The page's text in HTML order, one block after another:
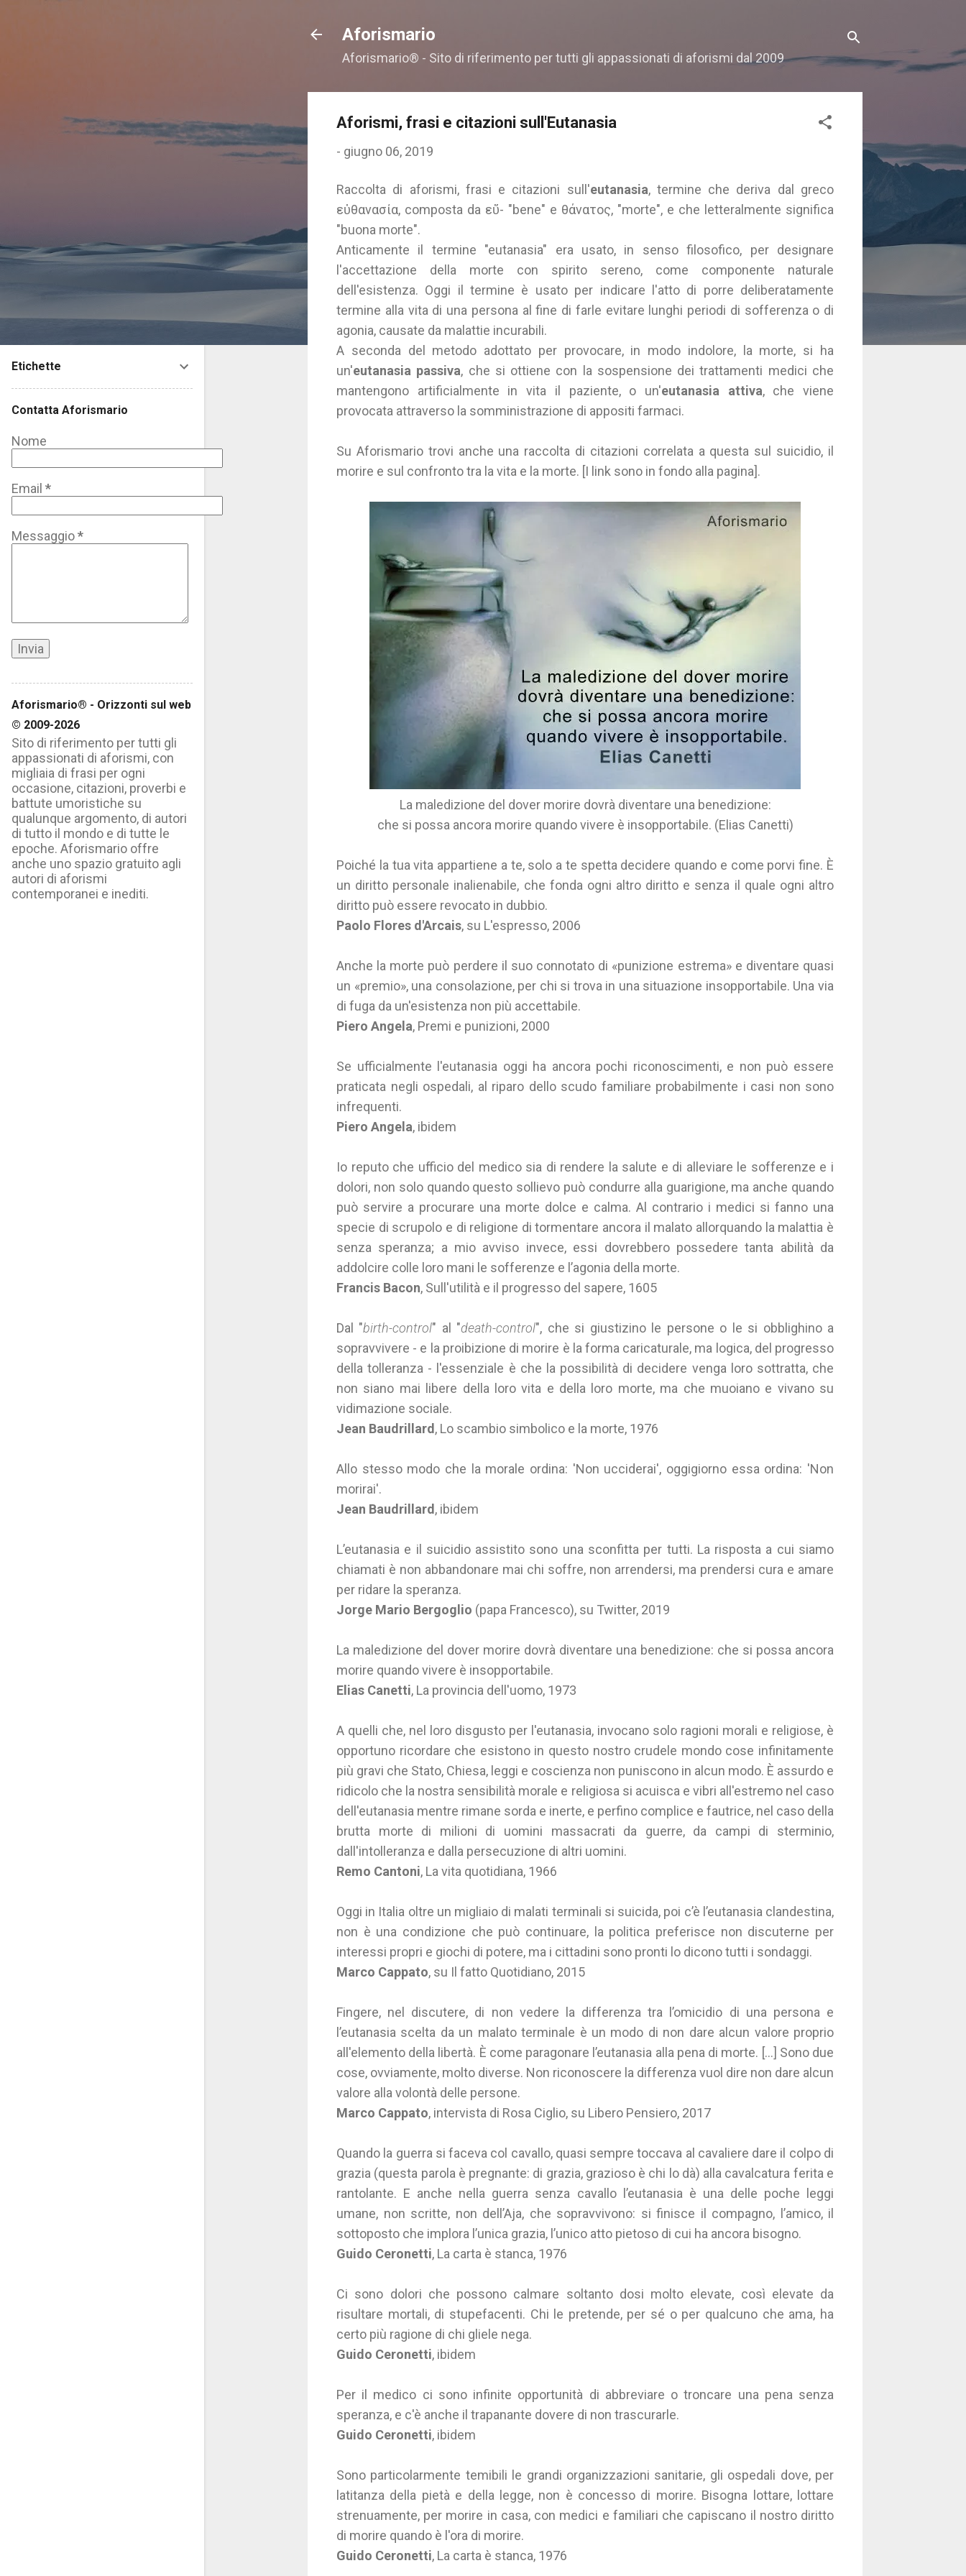
Aforismario
Aforismario® - Sito di riferimento per tutti gli appassionati di aforismi dal 2009
Aforismi, frasi e citazioni sull'Eutanasia
- giugno 06, 2019
Raccolta di aforismi, frasi e citazioni sull'eutanasia, termine che deriva dal greco
εὐθανασία, composta da εὔ- "bene" e θάνατος, "morte", e che letteralmente significa
"buona morte".
Anticamente il termine "eutanasia" era usato, in senso filosofico, per designare
l'accettazione della morte con spirito sereno, come componente naturale
dell'esistenza. Oggi il termine è usato per indicare l'atto di porre deliberatamente
termine alla vita di una persona al fine di farle evitare lunghi periodi di sofferenza o di
agonia, causate da malattie incurabili.
A seconda del metodo adottato per provocare, in modo indolore, la morte, si ha
un'eutanasia passiva, che si ottiene con la sospensione dei trattamenti medici che
mantengono artificialmente in vita il paziente, o un'eutanasia attiva, che viene
provocata attraverso la somministrazione di appositi farmaci.
Su Aforismario trovi anche una raccolta di citazioni correlata a questa sul suicidio, il
morire e sul confronto tra la vita e la morte. [I link sono in fondo alla pagina].
La maledizione del dover morire dovrà diventare una benedizione:
che si possa ancora morire quando vivere è insopportabile. (Elias Canetti)
Poiché la tua vita appartiene a te, solo a te spetta decidere quando e come porvi fine. È
un diritto personale inalienabile, che fonda ogni altro diritto e senza il quale ogni altro
diritto può essere revocato in dubbio.
Paolo Flores d'Arcais, su L'espresso, 2006
Anche la morte può perdere il suo connotato di «punizione estrema» e diventare quasi
un «premio», una consolazione, per chi si trova in una situazione insopportabile. Una via
di fuga da un'esistenza non più accettabile.
Piero Angela, Premi e punizioni, 2000
Se ufficialmente l'eutanasia oggi ha ancora pochi riconoscimenti, e non può essere
praticata negli ospedali, al riparo dello scudo familiare probabilmente i casi non sono
infrequenti.
Piero Angela, ibidem
Io reputo che ufficio del medico sia di rendere la salute e di alleviare le sofferenze e i
dolori, non solo quando questo sollievo può condurre alla guarigione, ma anche quando
può servire a procurare una morte dolce e calma. Al contrario i medici si fanno una
specie di scrupolo e di religione di tormentare ancora il malato allorquando la malattia è
senza speranza; a mio avviso invece, essi dovrebbero possedere tanta abilità da
addolcire colle loro mani le sofferenze e l’agonia della morte.
Francis Bacon, Sull'utilità e il progresso del sapere, 1605
Dal "birth-control" al "death-control", che si giustizino le persone o le si obblighino a
sopravvivere - e la proibizione di morire è la forma caricaturale, ma logica, del progresso
della tolleranza - l'essenziale è che la possibilità di decidere venga loro sottratta, che
non siano mai libere della loro vita e della loro morte, ma che muoiano e vivano su
vidimazione sociale.
Jean Baudrillard , Lo scambio simbolico e la morte, 1976
Allo stesso modo che la morale ordina: 'Non ucciderai', oggigiorno essa ordina: 'Non
morirai'.
Jean Baudrillard , ibidem
L’eutanasia e il suicidio assistito sono una sconfitta per tutti. La risposta a cui siamo
chiamati è non abbandonare mai chi soffre, non arrendersi, ma prendersi cura e amare
per ridare la speranza.
Jorge Mario Bergoglio (papa Francesco), su Twitter, 2019
La maledizione del dover morire dovrà diventare una benedizione: che si possa ancora
morire quando vivere è insopportabile.
Elias Canetti, La provincia dell'uomo, 1973
A quelli che, nel loro disgusto per l'eutanasia, invocano solo ragioni morali e religiose, è
opportuno ricordare che esistono in questo nostro crudele mondo cose infinitamente
più gravi che Stato, Chiesa, leggi e coscienza non puniscono in alcun modo. È assurdo e
ridicolo che la nostra sensibilità morale e religiosa si acuisca e vibri all'estremo nel caso
dell'eutanasia mentre rimane sorda e inerte, e perfino complice e fautrice, nel caso della
brutta morte di milioni di uomini massacrati da guerre, da campi di sterminio,
dall'intolleranza e dalla persecuzione di altri uomini.
Remo Cantoni, La vita quotidiana, 1966
Oggi in Italia oltre un migliaio di malati terminali si suicida, poi c’è l’eutanasia clandestina,
non è una condizione che può continuare, la politica preferisce non discuterne per
interessi propri e giochi di potere, ma i cittadini sono pronti lo dicono tutti i sondaggi.
Marco Cappato, su Il fatto Quotidiano, 2015
Fingere, nel discutere, di non vedere la differenza tra l’omicidio di una persona e
l’eutanasia scelta da un malato terminale è un modo di non dare alcun valore proprio
all'elemento della libertà. È come paragonare l’eutanasia alla pena di morte. [...] Sono due
cose, ovviamente, molto diverse. Non riconoscere la differenza vuol dire non dare alcun
valore alla volontà delle persone.
Marco Cappato, intervista di Rosa Ciglio, su Libero Pensiero, 2017
Quando la guerra si faceva col cavallo, quasi sempre toccava al cavaliere dare il colpo di
grazia (questa parola è pregnante: di grazia, grazioso è chi lo dà) alla cavalcatura ferita e
rantolante. E anche nella guerra senza cavallo l’eutanasia è una delle poche leggi
umane, non scritte, non dell’Aja, che sopravvivono: si finisce il compagno, l’amico, il
sottoposto che implora l’unica grazia, l’unico atto pietoso di cui ha ancora bisogno.
Guido Ceronetti, La carta è stanca, 1976
Ci sono dolori che possono calmare soltanto dosi molto elevate, così elevate da
risultare mortali, di stupefacenti. Chi le pretende, per sé o per qualcuno che ama, ha
certo più ragione di chi gliele nega.
Guido Ceronetti, ibidem
Per il medico ci sono infinite opportunità di abbreviare o troncare una pena senza
speranza, e c'è anche il trapanante dovere di non trascurarle.
Guido Ceronetti, ibidem
Sono particolarmente temibili le grandi organizzazioni sanitarie, gli ospedali dove, per
latitanza della pietà e della legge, non è concesso di morire. Bisogna lottare, lottare
strenuamente, per morire in casa, con medici e familiari che capiscano il nostro diritto
di morire quando è l'ora di morire.
Guido Ceronetti, La carta è stanca, 1976
Etichette
Contatta Aforismario
Nome
Email *
Messaggio*
Aforismario® - Orizzonti sul web
© 2009-2026
Sito di riferimento per tutti gli
appassionati di aforismi, con
migliaia di frasi per ogni
occasione, citazioni, proverbi e
battute umoristiche su
qualunque argomento, di autori
di tutto il mondo e di tutte le
epoche. Aforismario offre
anche uno spazio gratuito agli
autori di aforismi
contemporanei e inediti.